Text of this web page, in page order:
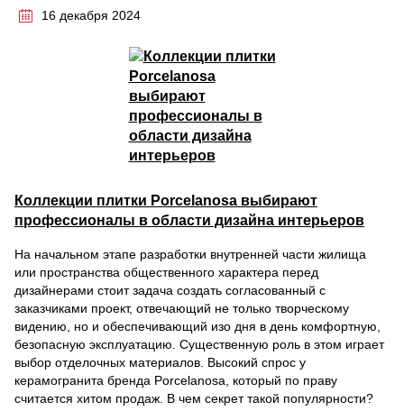
16 декабря 2024
Коллекции плитки Porcelanosa выбирают
профессионалы в области дизайна интерьеров
На начальном этапе разработки внутренней части жилища
или пространства общественного характера перед
дизайнерами стоит задача создать согласованный с
заказчиками проект, отвечающий не только творческому
видению, но и обеспечивающий изо дня в день комфортную,
безопасную эксплуатацию. Существенную роль в этом играет
выбор отделочных материалов. Высокий спрос у
керамогранита бренда Porcelanosa, который по праву
считается хитом продаж. В чем секрет такой популярности?